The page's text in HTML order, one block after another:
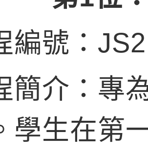
編號：
簡介：專
學生在第